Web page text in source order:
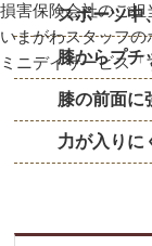
損害保険会社のご担
いまがわスタッフ
ミニデイサービス
スポーツ中
膝からプチ
膝の前面に
力が入りに